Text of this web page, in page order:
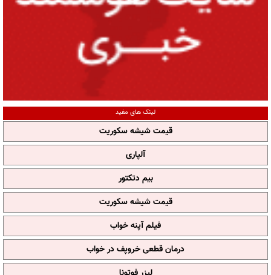
لینک های مفید
قیمت شیشه سکوریت
آلپاری
بیم دتکتور
قیمت شیشه سکوریت
فیلم آپنه خواب
درمان قطعی خروپف در خواب